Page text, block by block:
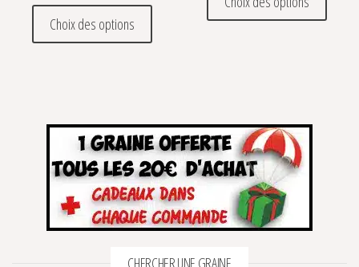
Choix des options
Ce produit a plusieurs variations. Les